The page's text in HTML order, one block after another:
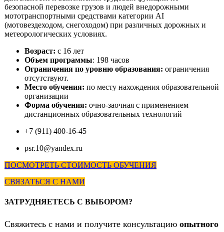
безопасной перевозке грузов и людей внедорожными
мототранспортными средствами категории AI
(мотовездеходом, снегоходом) при различных дорожных и
метеорологических условиях.
Возраст: с 16 лет
Объем программы: 198 часов
Ограничения по уровню образования: ограничения
отсутствуют.
Место обучения: по месту нахождения образовательной
организации
Форма обучения: очно-заочная с применением
дистанционных образовательных технологий
+7 (911) 400-16-45
psr.10@yandex.ru
ПОСМОТРЕТЬ СТОИМОСТЬ ОБУЧЕНИЯ
СВЯЗАТЬСЯ С НАМИ
ЗАТРУДНЯЕТЕСЬ С ВЫБОРОМ?
Свяжитесь с нами и получите консультацию опытного